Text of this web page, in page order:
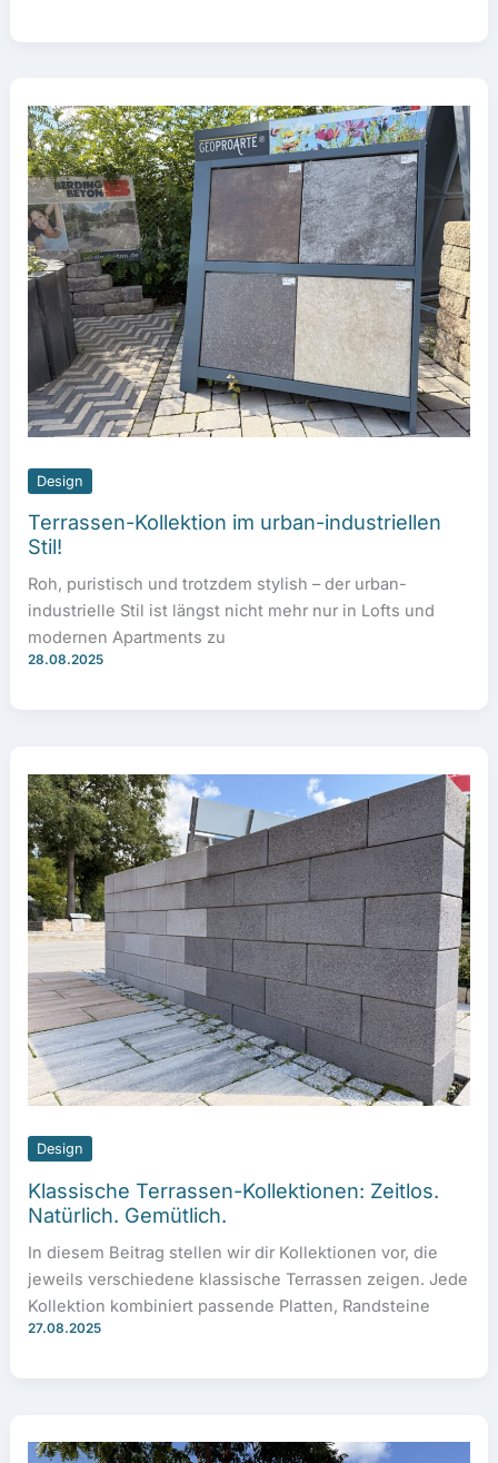
Design
Terrassen-Kollektion im urban-industriellen
Stil!
Roh, puristisch und trotzdem stylish – der urban-
industrielle Stil ist längst nicht mehr nur in Lofts und
modernen Apartments zu
28.08.2025
Design
Klassische Terrassen-Kollektionen: Zeitlos.
Natürlich. Gemütlich.
In diesem Beitrag stellen wir dir Kollektionen vor, die
jeweils verschiedene klassische Terrassen zeigen. Jede
Kollektion kombiniert passende Platten, Randsteine
27.08.2025